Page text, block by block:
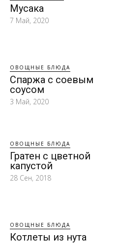
Мусака
7 Май, 2020
ОВОЩНЫЕ БЛЮДА
Спаржа с соевым
соусом
3 Май, 2020
ОВОЩНЫЕ БЛЮДА
Гратен с цветной
капустой
28 Сен, 2018
ОВОЩНЫЕ БЛЮДА
Котлеты из нута